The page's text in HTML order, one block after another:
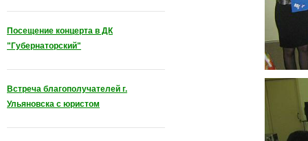
Посещение концерта в ДК
"Губернаторский"
Встреча благополучателей г.
Ульяновска с юристом